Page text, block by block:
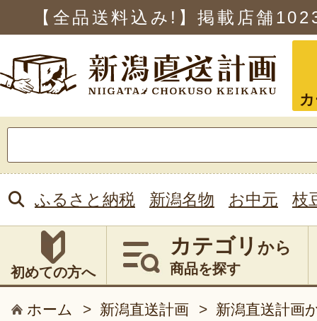
【全品送料込み!】掲載店舗
索:
ふるさと納税 新潟名物 お中元 枝
初めての方へ
カテゴリ から
商品を探す
ホーム > 新潟直送計画 > 新潟直送計画